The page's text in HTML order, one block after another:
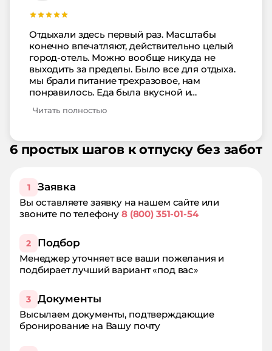
Отдыхали здесь первый раз. Масштабы
конечно впечатляют, действительно целый
город-отель. Можно вообще никуда не
выходить за пределы. Было все для отдыха.
мы брали питание трехразовое, нам
понравилось. Еда была вкусной и
чистые, ухоженные, без плесени и
Читать полностью
6 простых шагов к отпуску без забот
1 Заявка
Вы оставляете заявку на нашем сайте или
звоните по телефону8 (800) 351-01-54
2 Подбор
Менеджер уточняет все ваши пожелания и
подбирает лучший вариант «под вас»
3 Документы
Высылаем документы, подтверждающие
бронирование на Вашу почту